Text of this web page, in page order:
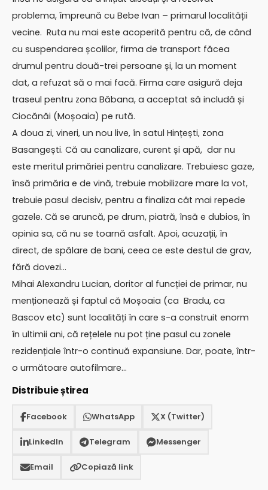
problema, împreună cu Bebe Ivan – primarul localității
vecine. Ruta nu mai este acoperită pentru că, de când
cu suspendarea școlilor, firma de transport făcea
drumul pentru două-trei persoane și, la un moment
dat, a refuzat să o mai facă. Firma care asigură deja
traseul pentru zona Băbana, a acceptat să includă și
Ciocănăi (Moșoaia) pe rută.
A doua zi, vineri, un nou live, în satul Hințești, zona
Basangești. Că au canalizare, curent și apă, dar nu
este meritul primăriei pentru canalizare. Trebuiesc gaze,
însă primăria e de vină, trebuie mobilizare mare la vot,
trebuie pasul decisiv, pentru a finaliza cât mai repede
gazele. Că se aruncă, pe drum, piatră, însă e dubios, în
opinia sa, că nu se toarnă asfalt. Apoi, acuzații, în
direct, de spălare de bani, ceea ce este destul de grav,
fără dovezi…
Mihai Alexandru Lucian, doritor al funcției de primar, nu
menționează și faptul că Moșoaia (ca Bradu, ca
Bascov etc) sunt localități în care s-a construit enorm
în ultimii ani, că rețelele nu pot ține pasul cu zonele
rezidențiale într-o continuă expansiune. Dar, poate, într-
o următoare autofilmare…
Distribuie știrea
Facebook WhatsApp X (Twitter)
LinkedIn Telegram Messenger
Email Copiază link